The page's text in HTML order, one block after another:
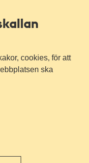
cookies, för att
ska